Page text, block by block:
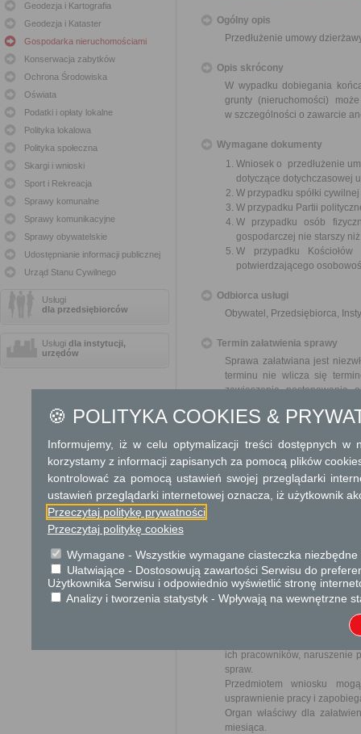
Geodezja i Kartografia
Geodezja i Kataster
Gospodarka nieruchomościami
Konserwacja zabytków
Ochrona Środowiska
Oświata
Podatki i opłaty lokalne
Polityka lokalowa
Polityka społeczna
Skargi i wnioski
Sport i Rekreacja
Sprawy komunalne
Sprawy komunikacyjne
Sprawy obywatelskie
Udostępnianie informacji publicznej
Urząd Stanu Cywilnego
Usługi
dla przedsiębiorców
Usługi dla instytucji,
urzędów
Ogólny opis
Przedłużenie umowy
Opis skrócony
W wypadku dobiegania
grunty (nieruchomości)
w szczególności o zawarcie
Wymagane dokumenty
Wniosek o przedłużenie
dotyczące dotychczasowej
W przypadku spółki
W przypadku Partii
W przypadku osób
gospodarczej nie starszy
W przypadku
potwierdzającego
Odbiorca usługi
Obywatel, Przedsiębiorca,
Termin załatwienia sprawy
Sprawa załatwiana jest
terminu nie wlicza się
zawieszenia postępowania
W przypadku spraw
Informacja
Dodatkowe
Tryb odwoławczy
Brak
ich pracowników, naruszenie
spraw.
Przedmiotem wniosku
usprawnienie pracy i
Organ właściwy dla
miesiąca.
🍪 POLITYKA COOKIES &
Informujemy, iż w celu optymalizacji treści dostępnych w
korzystamy z informacji zapisanych za pomocą plików
kontrolować za pomocą ustawień swojej przeglądarki
ustawień przeglądarki internetowej oznacza, iż użytkownik
Przeczytaj politykę prywatności
Przeczytaj politykę cookies
Wymagane - Wszystkie wymagane ciasteczka
Ułatwiające - Dostosowują zawartości Serwisu do
Użytkownika Serwisu i odpowiednio wyświetlić stronę
Analizy i tworzenia statystyk - Wpływają na wewnętrzne